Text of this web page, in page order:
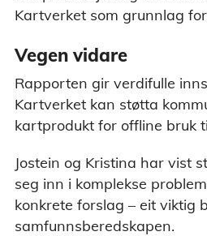
Kartverket som grunnlag
Vegen vidare
Rapporten gir verdifulle
Kartverket kan støtta
kartprodukt for offline bruk
Jostein og Kristina har vist
seg inn i komplekse
konkrete forslag – eit viktig
samfunnsberedskapen.